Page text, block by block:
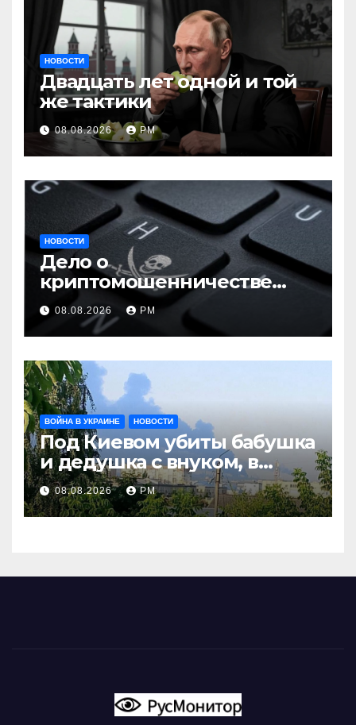
НОВОСТИ
Двадцать лет одной и той
же тактики
08.08.2026 РМ
НОВОСТИ
Дело о
криптомошенничестве
оборачивают в содействие
терроризму
08.08.2026 РМ
ВОЙНА В УКРАИНЕ НОВОСТИ
Под Киевом убиты бабушка
и дедушка с внуком, в
Поволжье и на Кубани
вновь горят НПЗ
08.08.2026 РМ